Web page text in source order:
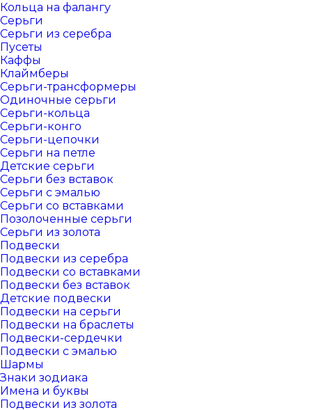
Кольца на фалангу
Серьги
Серьги из серебра
Пусеты
Каффы
Клаймберы
Серьги-трансформеры
Одиночные серьги
Серьги-кольца
Серьги-конго
Серьги-цепочки
Серьги на петле
Детские серьги
Серьги без вставок
Серьги с эмалью
Серьги со вставками
Позолоченные серьги
Серьги из золота
Подвески
Подвески из серебра
Подвески со вставками
Подвески без вставок
Детские подвески
Подвески на серьги
Подвески на браслеты
Подвески-сердечки
Подвески с эмалью
Шармы
Знаки зодиака
Имена и буквы
Подвески из золота